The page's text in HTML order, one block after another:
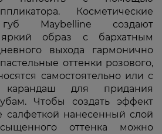
Косметические
Maybelline создают
яркий образ с бархатным
выхода гармонично
оттенки розового,
самостоятельно или с
карандаш для придания
Чтобы создать эффект
салфеткой нанесенный слой
оттенка можно